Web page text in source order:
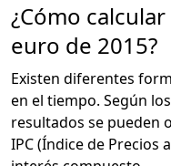
¿Cómo
euro de 2015?
Existen diferentes
en el tiempo. Según
resultados se pueden
IPC (Índice de Precios